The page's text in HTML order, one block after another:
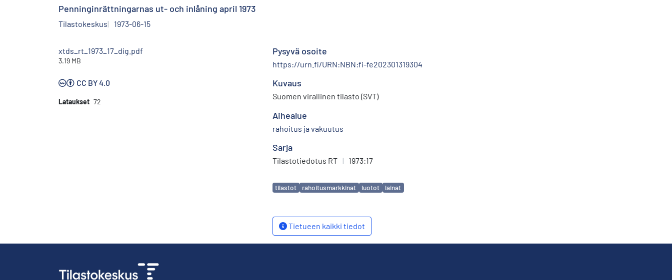
Penninginrättningarnas ut- och inlåning april 1973
Tilastokeskus 1973-06-15
xtds_rt_1973_17_dig.pdf
3.19 MB
CC BY 4.0
Lataukset 72
Pysyvä osoite
https://urn.fi/URN:NBN:fi-fe202301319304
Kuvaus
Suomen virallinen tilasto (SVT)
Aihealue
rahoitus ja vakuutus
Sarja
Tilastotiedotus RT | 1973:17
Avainsanat
tilastot rahoitusmarkkinat luotot lainat
Tietueen kaikki tiedot